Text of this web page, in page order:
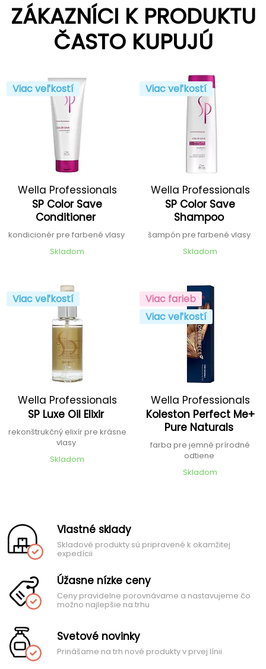
ZÁKAZNÍCI K PRODUKTU
ČASTO KUPUJÚ
Viac veľkostí
Wella Professionals
SP Color Save
Conditioner
kondicionér pre farbené vlasy
Skladom
Viac veľkostí
Wella Professionals
SP Color Save
Shampoo
šampón pre farbené vlasy
Skladom
Viac veľkostí
Wella Professionals
SP Luxe Oil Elixir
rekonštrukčný elixír pre krásne
vlasy
Skladom
Viac farieb
Viac veľkostí
Wella Professionals
Koleston Perfect Me+
Pure Naturals
farba pre jemné prírodné
odtiene
Skladom
Vlastné sklady
Skladové produkty sú pripravené k okamžitej
expedícii
Úžasne nízke ceny
Ceny pravidelne porovnávame a nastavujeme čo
možno najlepšie na trhu
Svetové novinky
Prinášame na trh nové produkty v prvej línii